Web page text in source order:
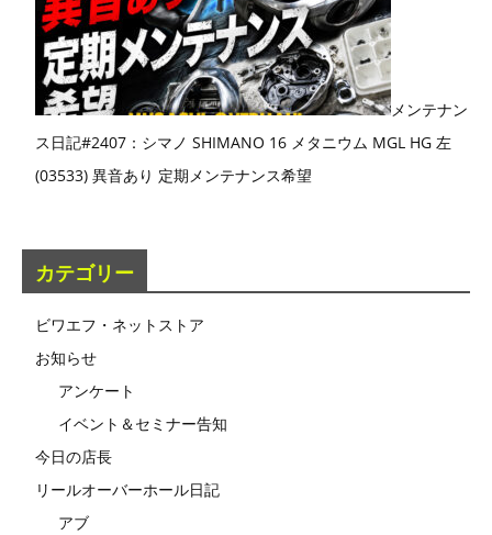
メンテナン
ス日記#2407：シマノ SHIMANO 16 メタニウム MGL HG 左
(03533) 異音あり 定期メンテナンス希望
カテゴリー
ビワエフ・ネットストア
お知らせ
アンケート
イベント＆セミナー告知
今日の店長
リールオーバーホール日記
アブ